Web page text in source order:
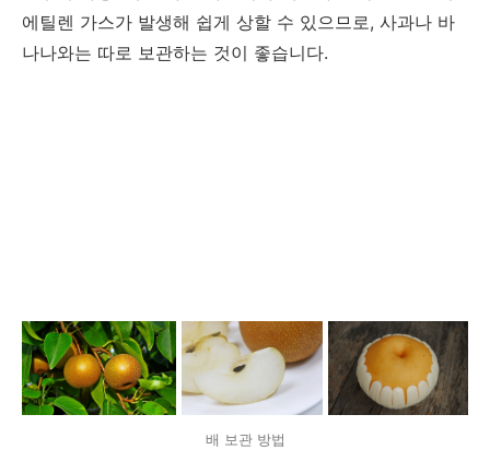
에틸렌 가스가 발생해 쉽게 상할 수 있으므로, 사과나 바
나나와는 따로 보관하는 것이 좋습니다.
배 보관 방법